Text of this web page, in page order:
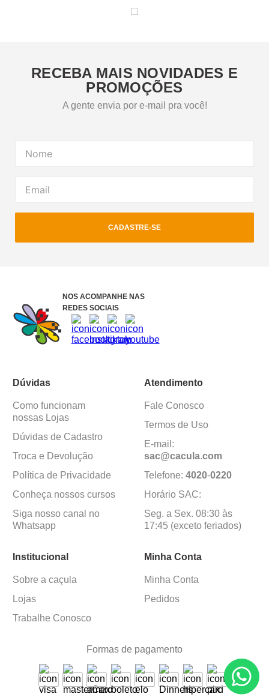
RECEBA MAIS NOVIDADES E
PROMOÇÕES
A gente envia por e-mail pra você!
CADASTRE-SE
NOS ACOMPANHE NAS
REDES SOCIAIS
Dúvidas
Como funcionam
nossas Lojas
Dúvidas de Cadastro
Troca e Devolução
Política de Privacidade
Conheça nossos cursos
Siga nosso canal no
Whatsapp
Atendimento
Fale Conosco
Termos de Uso
E-mail:
sac@cacula.com
Telefone: 4020-0220
Horário SAC:
Seg. a Sex. 08:30 às
17:45 (exceto feriados)
Institucional
Sobre a caçula
Lojas
Trabalhe Conosco
Minha Conta
Minha Conta
Pedidos
Formas de pagamento